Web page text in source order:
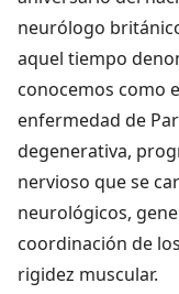
neurólogo
aquel tiempo
conocemos como
enfermedad de
degenerativa,
nervioso que se
neurológicos,
coordinación de
rigidez muscular.